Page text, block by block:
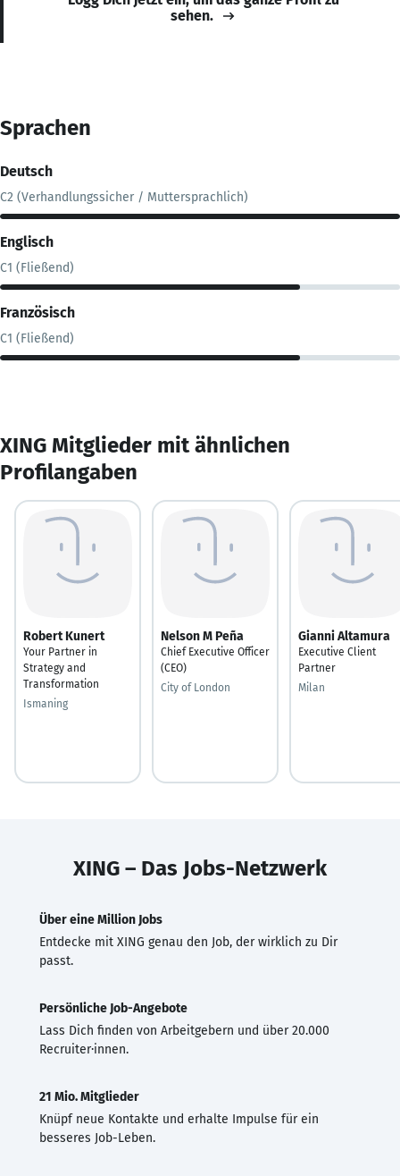
sehen.
Sprachen
Deutsch
C2 (Verhandlungssicher / Muttersprachlich)
Englisch
C1 (Fließend)
Französisch
C1 (Fließend)
XING Mitglieder mit ähnlichen
Profilangaben
Robert Kunert
Your Partner in
Strategy and
Transformation
Ismaning
Nelson M Peña
Chief Executive Officer
(CEO)
City of London
Gianni Altamura
Executive Client
Partner
Milan
XING – Das Jobs-Netzwerk
Über eine Million Jobs
Entdecke mit XING genau den Job, der wirklich zu Dir
passt.
Persönliche Job-Angebote
Lass Dich finden von Arbeitgebern und über 20.000
Recruiter·innen.
21 Mio. Mitglieder
Knüpf neue Kontakte und erhalte Impulse für ein
besseres Job-Leben.